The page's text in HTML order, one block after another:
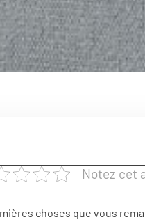
Notez cet
choses que vous